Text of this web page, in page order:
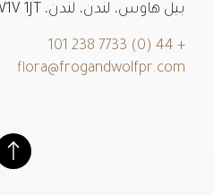
بيل هاوس، لندن، لندن، SW1V 1JT المملكة المتحدة
+ 44 (0) 7733 238 101
flora@frogandwolfpr.com